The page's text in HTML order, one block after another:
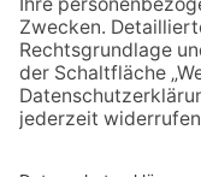
06.08.2026